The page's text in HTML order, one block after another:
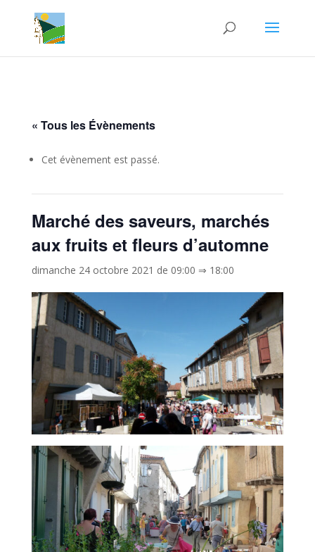
« Tous les Évènements
Cet évènement est passé.
Marché des saveurs, marchés
aux fruits et fleurs d’automne
dimanche 24 octobre 2021 de 09:00 ⇒ 18:00